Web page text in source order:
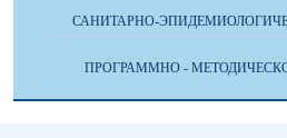
САНИТАРНО-
ПРОГРАММНО -